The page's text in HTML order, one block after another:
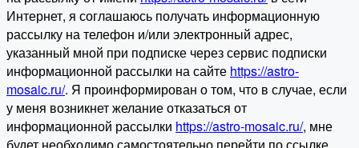
Интернет, я соглашаюсь получать информационную
рассылку на телефон и/или электронный адрес,
указанный мной при подписке через сервис подписки
информационной рассылки на сайте https://astro-
mosaic.ru/. Я проинформирован о том, что в случае, если
у меня возникнет желание отказаться от
информационной рассылки https://astro-mosaic.ru/, мне
будет необходимо самостоятельно перейти по ссылке